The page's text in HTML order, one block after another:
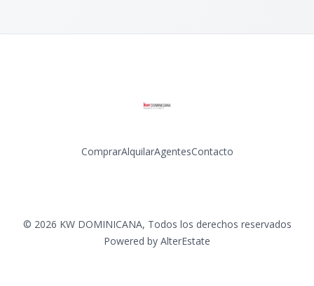
ComprarAlquilarAgentesContacto
© 2026 KW DOMINICANA, Todos los derechos reservados
Powered by AlterEstate